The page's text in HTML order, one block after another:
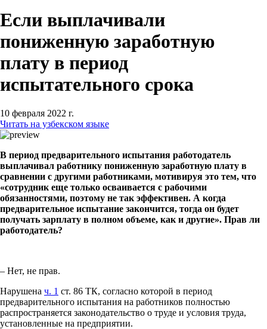
Если выплачивали
пониженную заработную
плату в период
испытательного срока
10 февраля 2022 г.
Читать на узбекском языке
В период предварительного испытания работодатель
выплачивал работнику пониженную заработную плату в
сравнении с другими работниками, мотивируя это тем, что
«сотрудник еще только осваивается с рабочими
обязанностями, поэтому не так эффективен. А когда
предварительное испытание закончится, тогда он будет
получать зарплату в полном объеме, как и другие». Прав ли
работодатель?
– Нет, не прав.
Нарушена ч. 1 ст. 86 ТК, согласно которой в период
предварительного испытания на работников полностью
распространяется законодательство о труде и условия труда,
установленные на предприятии.